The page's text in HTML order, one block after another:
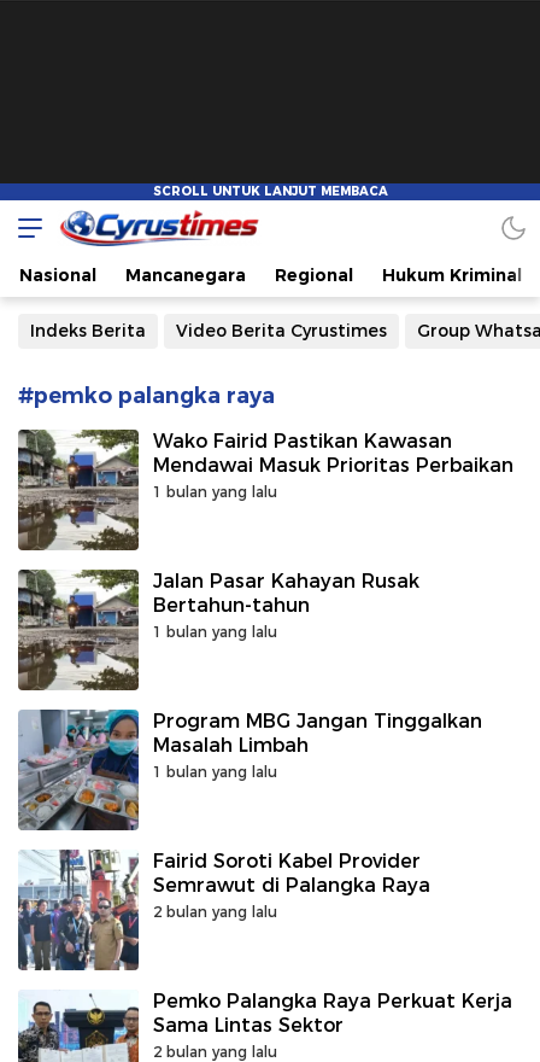
Cyrustimes.com
Cepat Tajam dan Akurat
Nasional Mancanegara Regional Hukum Kriminal
Indeks Berita Video Berita Cyrustimes Group
#pemko palangka raya
Wako Fairid Pastikan Kawasan
Mendawai Masuk Prioritas Perbaikan
1 bulan yang lalu
Jalan Pasar Kahayan Rusak
Bertahun-tahun
1 bulan yang lalu
Program MBG Jangan Tinggalkan
Masalah Limbah
1 bulan yang lalu
Fairid Soroti Kabel Provider
Semrawut di Palangka Raya
2 bulan yang lalu
Pemko Palangka Raya Perkuat Kerja
Sama Lintas Sektor
2 bulan yang lalu